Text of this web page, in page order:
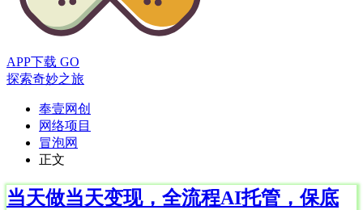
APP下载 GO
探索奇妙之旅
奉壹网创
网络项目
冒泡网
正文
当天做当天变现，全流程AI托管，保底